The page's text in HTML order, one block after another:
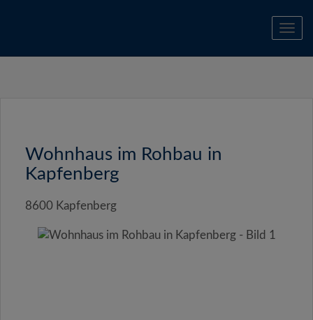
Wohnhaus im Rohbau in
Kapfenberg
8600 Kapfenberg